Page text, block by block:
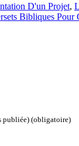
D'un Projet,
Bibliques Pour
publiée) (obligatoire)